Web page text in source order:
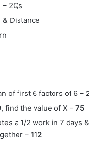
– 2Qs
& Distance
of first 6 factors of 6 –
find the value of X – 75
a 1/2 work in 7 days
– 112